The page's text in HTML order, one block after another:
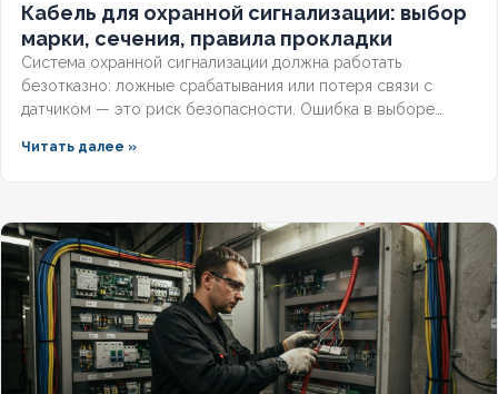
КОЛИЧЕСТВО ЖИЛ 7
Кабель для охранной сигнализации: выбор
марки, сечения, правила прокладки
Система охранной сигнализации должна работать
безотказно: ложные срабатывания или потеря связи с
датчиком — это риск безопасности. Ошибка в выборе
при приёмке. Разберём пошаговый алгоритм: как
Читать далее »